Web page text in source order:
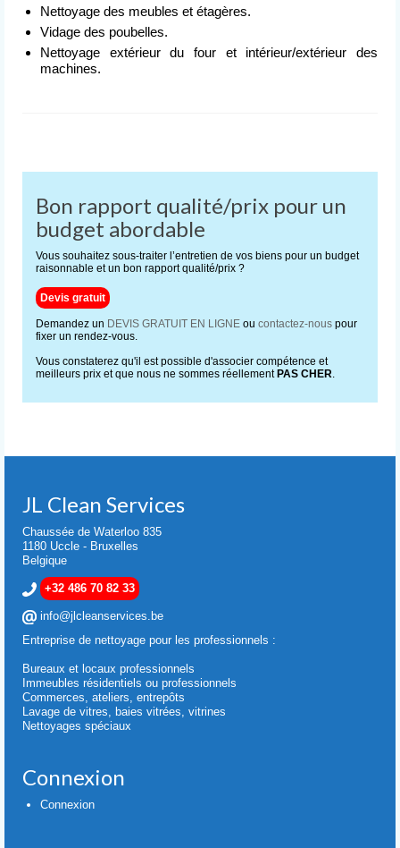
Contact
Nettoyage des meubles et étagères.
Vidage des poubelles.
Nettoyage extérieur du four et intérieur/extérieur des
machines.
Bon rapport qualité/prix pour un
budget abordable
Vous souhaitez sous-traiter l’entretien de vos biens pour un budget
raisonnable et un bon rapport qualité/prix ?
Devis gratuit
Demandez un DEVIS GRATUIT EN LIGNE ou contactez-nous pour
fixer un rendez-vous.
Vous constaterez qu'il est possible d'associer compétence et
meilleurs prix et que nous ne sommes réellement PAS CHER.
JL Clean Services
Chaussée de Waterloo 835
1180 Uccle - Bruxelles
Belgique
+32 486 70 82 33
info@jlcleanservices.be
Entreprise de nettoyage pour les professionnels :
Bureaux et locaux professionnels
Immeubles résidentiels ou professionnels
Commerces, ateliers, entrepôts
Lavage de vitres, baies vitrées, vitrines
Nettoyages spéciaux
Connexion
Connexion